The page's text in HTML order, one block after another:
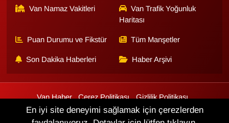
Van Namaz Vakitleri
Van Trafik Yoğunluk
Haritası
Puan Durumu ve Fikstür Tüm Manşetler
Son Dakika Haberleri Haber Arşivi
Van Haber Çerez Politikası
Gizlilik Politikası
Üyelik Sözleşmesi
Veri Politikası Künye İletişim
En iyi site deneyimi sağlamak için çerezlerden